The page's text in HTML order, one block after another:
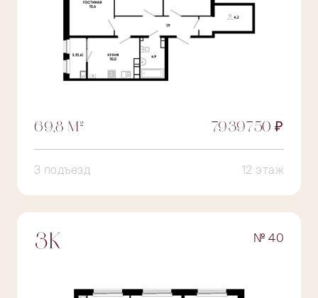
69,8 М² 7939750 ₽
3 подъезд 12 этаж
3К № 40